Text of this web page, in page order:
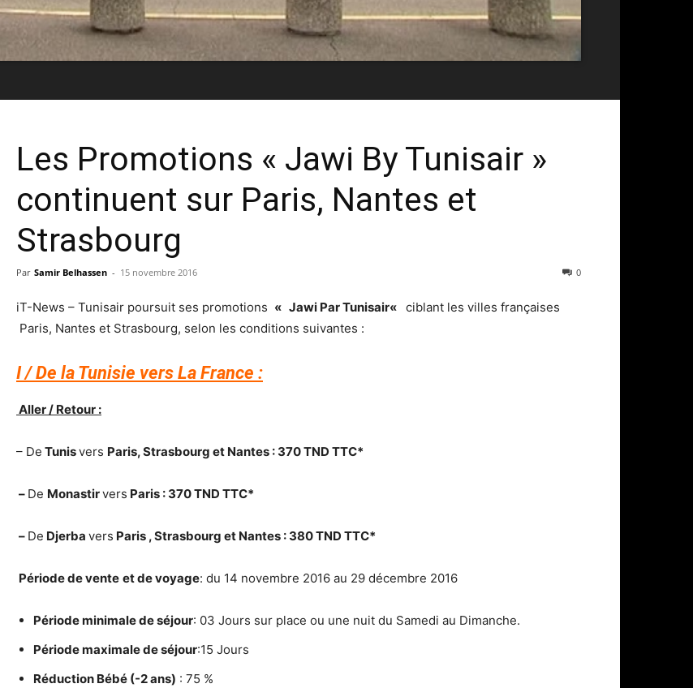
Les Promotions « Jawi By Tunisair »
continuent sur Paris, Nantes et
Strasbourg
Par Samir Belhassen - 15 novembre 2016 0
iT-News – Tunisair poursuit ses promotions « Jawi Par Tunisair« ciblant les villes françaises
Paris, Nantes et Strasbourg, selon les conditions suivantes :
I / De la Tunisie vers La France :
Aller / Retour :
– De Tunisvers Paris, Strasbourg et Nantes : 370 TND TTC*
– De Monastirvers Paris : 370 TND TTC*
– De Djerba vers Paris , Strasbourg et Nantes : 380 TND TTC*
Période de vente et de voyage: du 14 novembre 2016 au 29 décembre 2016
Période minimale de séjour: 03 Jours sur place ou une nuit du Samedi au Dimanche.
Période maximale de séjour:15 Jours
Réduction Bébé (-2 ans) : 75 %